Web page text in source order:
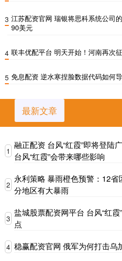
3 江苏配资官网 瑞银将思科系统公司
90美元
4 联丰优配平台 明天开始！河南再次
5 免息配资 逆水寒捏脸数据代码如何
最新文章
1
融正配资 台风“红霞”即将登陆
台风“红霞”会带来哪些影响
2
永利策略 暴雨橙色预警：12
分地区有大暴雨
3
盐城股票配资网平台 台风“红
点
4 稳赢配资官网 俄军为何打击乌